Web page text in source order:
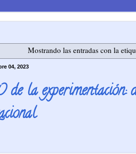
Mostrando las entradas con la
04, 2023
la experimentación: